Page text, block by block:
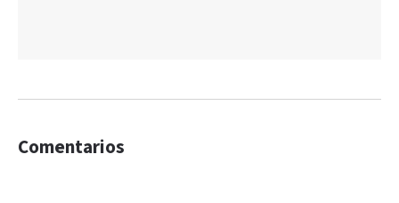
Comentarios